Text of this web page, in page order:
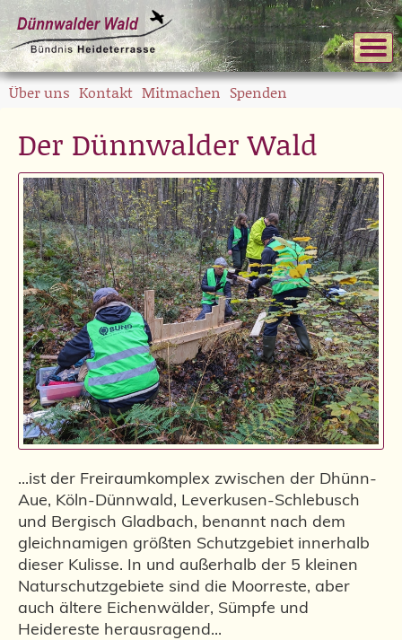
Über uns Kontakt Mitmachen Spenden
Der Dünnwalder Wald
...ist der Freiraumkomplex zwischen der Dhünn-
Aue, Köln-Dünnwald, Leverkusen-Schlebusch
und Bergisch Gladbach, benannt nach dem
gleichnamigen größten Schutzgebiet innerhalb
dieser Kulisse. In und außerhalb der 5 kleinen
Naturschutzgebiete sind die Moorreste, aber
auch ältere Eichenwälder, Sümpfe und
Heidereste herausragend...